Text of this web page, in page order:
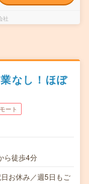
社
なし！ほぼ
ート
ら徒歩4分
お休み／週5日もご